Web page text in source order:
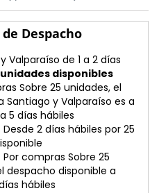
Despacho
Valparaíso de 1 a 2 días
unidades disponibles
Sobre 25 unidades, el
Santiago y Valparaíso es a
5 días hábiles
Desde 2 días hábiles por 25
Por compras Sobre 25
despacho disponible a
hábiles